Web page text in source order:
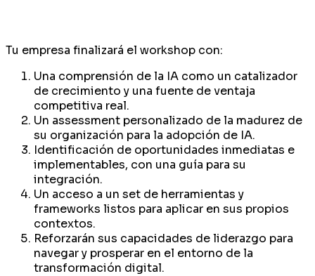
Tu empresa finalizará el workshop con:
Una comprensión de la IA como un catalizador
de crecimiento y una fuente de ventaja
competitiva real.
Un assessment personalizado de la madurez de
su organización para la adopción de IA.
Identificación de oportunidades inmediatas e
implementables, con una guía para su
integración.
Un acceso a un set de herramientas y
frameworks listos para aplicar en sus propios
contextos.
Reforzarán sus capacidades de liderazgo para
navegar y prosperar en el entorno de la
transformación digital.